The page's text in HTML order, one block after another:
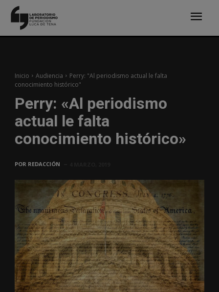
Inicio Audiencia
Perry: "Al periodismo actual le falta
conocimiento histórico"
Perry: «Al periodismo
actual le falta
conocimiento histórico»
POR REDACCIÓN